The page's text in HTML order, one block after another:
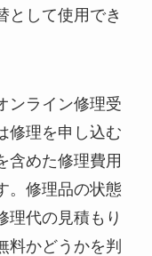
として使用でき
ンライン修理受
修理を申し込む
含めた修理費用
。修理品の状態
理代の見積もり
料かどうかを判